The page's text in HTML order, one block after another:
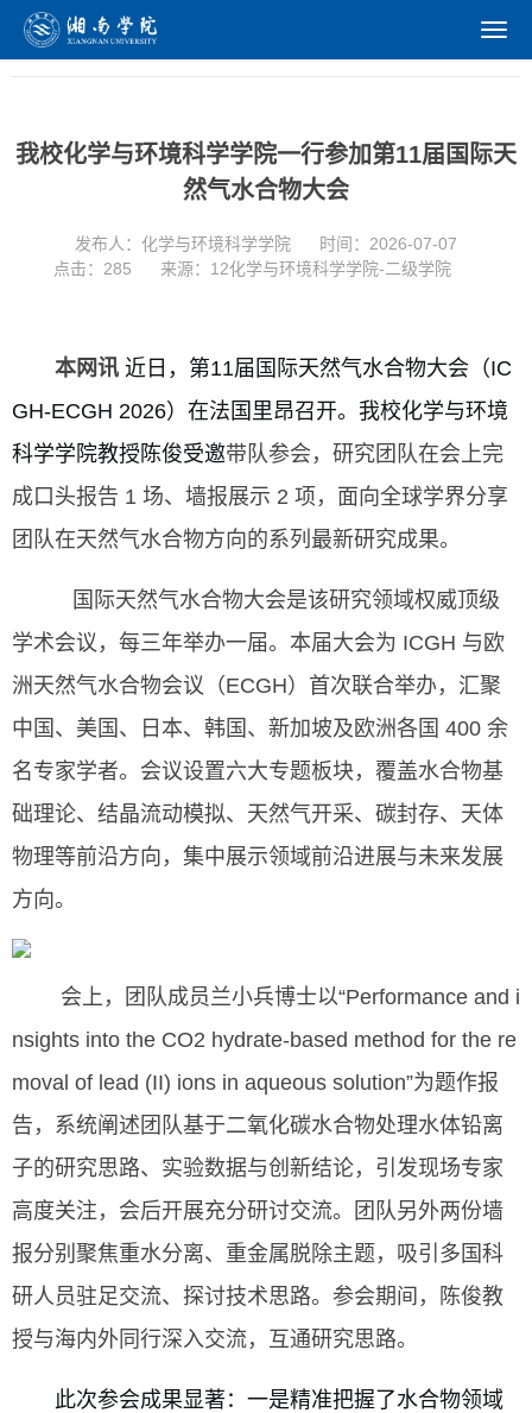
学术活动
我校化学与环境科学学院一行参加第11届国际天
然气水合物大会
发布人：化学与环境科学学院
时间：2026-07-07
点击： 285 来源：12化学与环境科学学院-二级学院
本网讯 近日，第11届国际天然气水合物大会（IC
GH-ECGH 2026）在法国里昂召开。我校化学与环境
科学学院教授 陈俊受邀带队参会，研究团队在会上完
成口头报告 1 场、墙报展示 2 项，面向全球学界分享
团队在天然气水合物方向的系列最新研究成果。
国际天然气水合物大会是该研究领域权威顶级
学术会议，每三年举办一届。本届大会为 ICGH 与欧
洲天然气水合物会议（ECGH）首次联合举办，汇聚
中国、美国、日本、韩国、新加坡及欧洲各国 400 余
名专家学者。会议设置六大专题板块，覆盖水合物基
础理论、结晶流动模拟、天然气开采、碳封存、天体
物理等前沿方向，集中展示领域前沿进展与未来发展
方向。
会上，团队成员兰小兵博士以“Performance and i
nsights into the CO2 hydrate-based method for the re
moval of lead (II) ions in aqueous solution”为题作报
告，系统阐述团队基于二氧化碳水合物处理水体铅离
子的研究思路、实验数据与创新结论，引发现场专家
高度关注，会后开展充分研讨交流。团队另外两份墙
报分别聚焦重水分离、重金属脱除主题，吸引多国科
研人员驻足交流、探讨技术思路。参会期间，陈俊教
授与海内外同行深入交流，互通研究思路。
此次参会成果显著：一是精准把握了水合物领域